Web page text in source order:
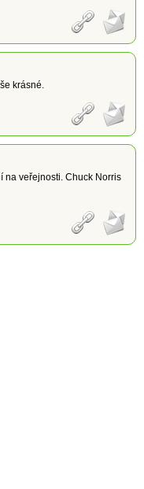
krásné.
na veřejnosti. Chuck Norris